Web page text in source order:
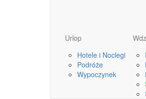
Urlop
Hotele i Noclegi
Podróże
Wypoczynek